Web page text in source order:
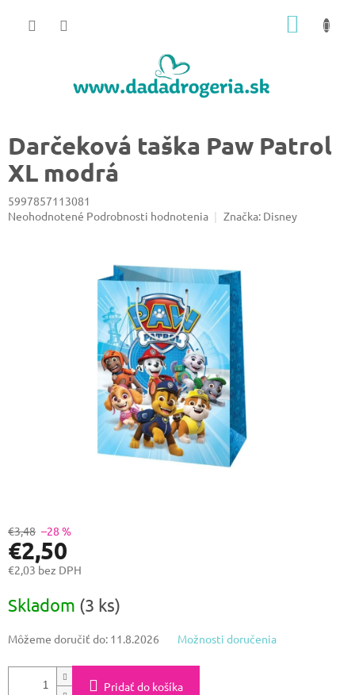
Darčeková taška Paw Patrol
XL modrá
5997857113081
Priemerné
Neohodnotené Podrobnosti hodnotenia Značka: Disney
€3,48 –28 %
€2,50
€2,03 bez DPH
cena:
Skladom (3 ks)
Môžeme doručiť do: 11.8.2026 Možnosti doručenia
Pridať do košíka